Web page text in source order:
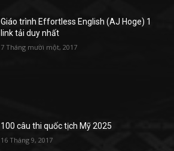
Giáo trình Effortless English (AJ Hoge) 1
link tải duy nhất
7 Tháng mười một, 2017
100 câu thi quốc tịch Mỹ 2025
16 Tháng 9, 2017